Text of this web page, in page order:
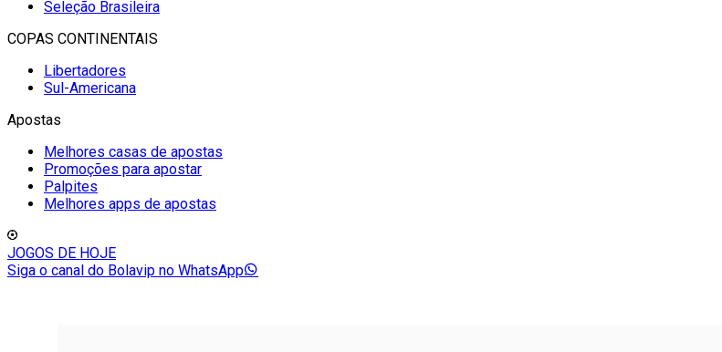
Seleção Brasileira
COPAS CONTINENTAIS
Libertadores
Sul-Americana
Apostas
Melhores casas de apostas
Promoções para apostar
Palpites
Melhores apps de apostas
JOGOS DE HOJE
Siga o canal do Bolavip no WhatsApp